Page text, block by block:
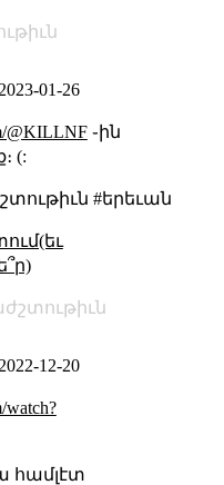
2023-01-26
@KILLNF֊ին
(:
#երեւան
2022-12-20
watch?
համլէտ